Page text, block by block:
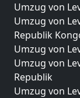
Umzug von
Umzug von
Republik
Umzug von
Umzug von
Republik
Umzug von